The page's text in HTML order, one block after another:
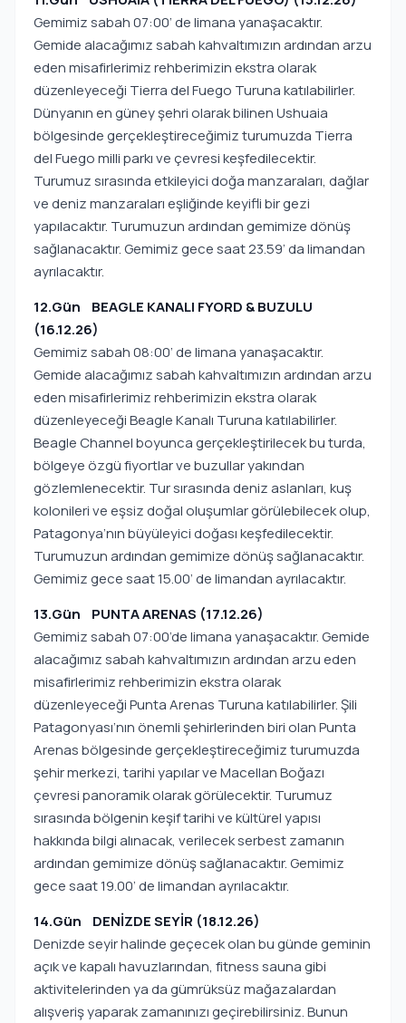
Gemimiz sabah 07:00’ de limana yanaşacaktır.
Gemide alacağımız sabah kahvaltımızın ardından arzu
eden misafirlerimiz rehberimizin ekstra olarak
düzenleyeceği Tierra del Fuego Turuna katılabilirler.
Dünyanın en güney şehri olarak bilinen Ushuaia
bölgesinde gerçekleştireceğimiz turumuzda Tierra
del Fuego milli parkı ve çevresi keşfedilecektir.
Turumuz sırasında etkileyici doğa manzaraları, dağlar
ve deniz manzaraları eşliğinde keyifli bir gezi
yapılacaktır. Turumuzun ardından gemimize dönüş
sağlanacaktır. Gemimiz gece saat 23.59’ da limandan
ayrılacaktır.
12.Gün BEAGLE KANALI FYORD & BUZULU
(16.12.26)
Gemimiz sabah 08:00’ de limana yanaşacaktır.
Gemide alacağımız sabah kahvaltımızın ardından arzu
eden misafirlerimiz rehberimizin ekstra olarak
düzenleyeceği Beagle Kanalı Turuna katılabilirler.
Beagle Channel boyunca gerçekleştirilecek bu turda,
bölgeye özgü fiyortlar ve buzullar yakından
gözlemlenecektir. Tur sırasında deniz aslanları, kuş
kolonileri ve eşsiz doğal oluşumlar görülebilecek olup,
Patagonya’nın büyüleyici doğası keşfedilecektir.
Turumuzun ardından gemimize dönüş sağlanacaktır.
Gemimiz gece saat 15.00’ de limandan ayrılacaktır.
13.Gün PUNTA ARENAS (17.12.26)
Gemimiz sabah 07:00’de limana yanaşacaktır. Gemide
alacağımız sabah kahvaltımızın ardından arzu eden
misafirlerimiz rehberimizin ekstra olarak
düzenleyeceği Punta Arenas Turuna katılabilirler. Şili
Patagonyası’nın önemli şehirlerinden biri olan Punta
Arenas bölgesinde gerçekleştireceğimiz turumuzda
şehir merkezi, tarihi yapılar ve Macellan Boğazı
çevresi panoramik olarak görülecektir. Turumuz
sırasında bölgenin keşif tarihi ve kültürel yapısı
hakkında bilgi alınacak, verilecek serbest zamanın
ardından gemimize dönüş sağlanacaktır. Gemimiz
gece saat 19.00’ de limandan ayrılacaktır.
14.Gün DENİZDE SEYİR (18.12.26)
Denizde seyir halinde geçecek olan bu günde geminin
açık ve kapalı havuzlarından, fitness sauna gibi
aktivitelerinden ya da gümrüksüz mağazalardan
alışveriş yaparak zamanınızı geçirebilirsiniz. Bunun